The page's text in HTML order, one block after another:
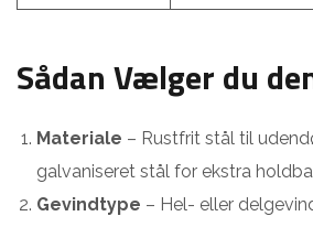
Sådan Vælger du
Materiale – Rustfrit stål til
galvaniseret stål for ekstra
Gevindtype – Hel- eller